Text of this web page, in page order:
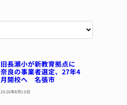
旧長瀬小が新教育拠点に
奈良の事業者選定、27年4
月開校へ 名張市
2026年8月10日